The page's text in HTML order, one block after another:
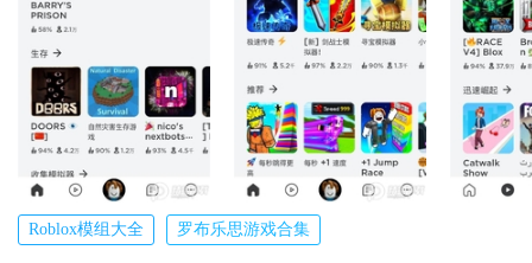
Roblox模组大全 罗布乐思游戏合集